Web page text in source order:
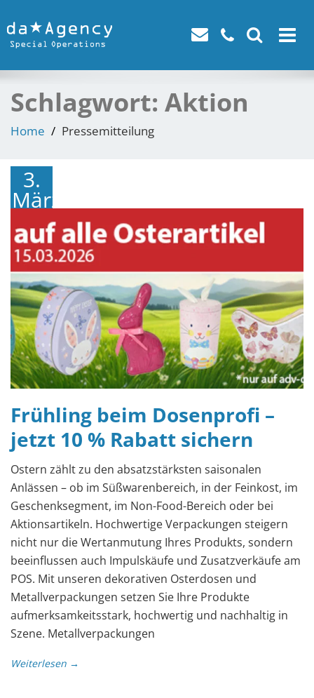
Toggle
Schlagwort: Aktion
Home Pressemitteilung
3.
März
2026
Frühling beim Dosenprofi –
jetzt 10 % Rabatt sichern
Ostern zählt zu den absatzstärksten saisonalen
Anlässen – ob im Süßwarenbereich, in der Feinkost, im
Geschenksegment, im Non-Food-Bereich oder bei
Aktionsartikeln. Hochwertige Verpackungen steigern
nicht nur die Wertanmutung Ihres Produkts, sondern
beeinflussen auch Impulskäufe und Zusatzverkäufe am
POS. Mit unseren dekorativen Osterdosen und
Metallverpackungen setzen Sie Ihre Produkte
aufmerksamkeitsstark, hochwertig und nachhaltig in
Szene. Metallverpackungen
Weiterlesen →